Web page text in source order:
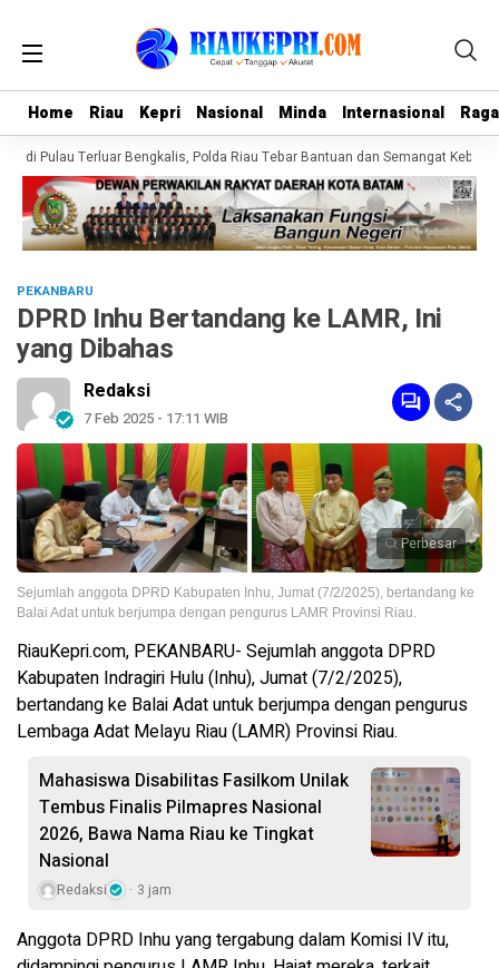
Home Riau Kepri Nasional Minda Internasional
Home Riau Kepri Nasional Minda Internasional
di Pulau Terluar Bengkalis, Polda Riau Tebar Bantuan dan Semangat
PEKANBARU
DPRD Inhu Bertandang ke LAMR, Ini
yang Dibahas
Redaksi
7 Feb 2025 - 17:11 WIB
Perbesar
Sejumlah anggota DPRD Kabupaten Inhu, Jumat (7/2/2025), bertandang ke
Balai Adat untuk berjumpa dengan pengurus LAMR Provinsi Riau.
RiauKepri.com, PEKANBARU- Sejumlah anggota DPRD
Kabupaten Indragiri Hulu (Inhu), Jumat (7/2/2025),
bertandang ke Balai Adat untuk berjumpa dengan pengurus
Lembaga Adat Melayu Riau (LAMR) Provinsi Riau.
Mahasiswa Disabilitas Fasilkom Unilak
Tembus Finalis Pilmapres Nasional
2026, Bawa Nama Riau ke Tingkat
Nasional
Redaksi 3 jam
Anggota DPRD Inhu yang tergabung dalam Komisi IV itu,